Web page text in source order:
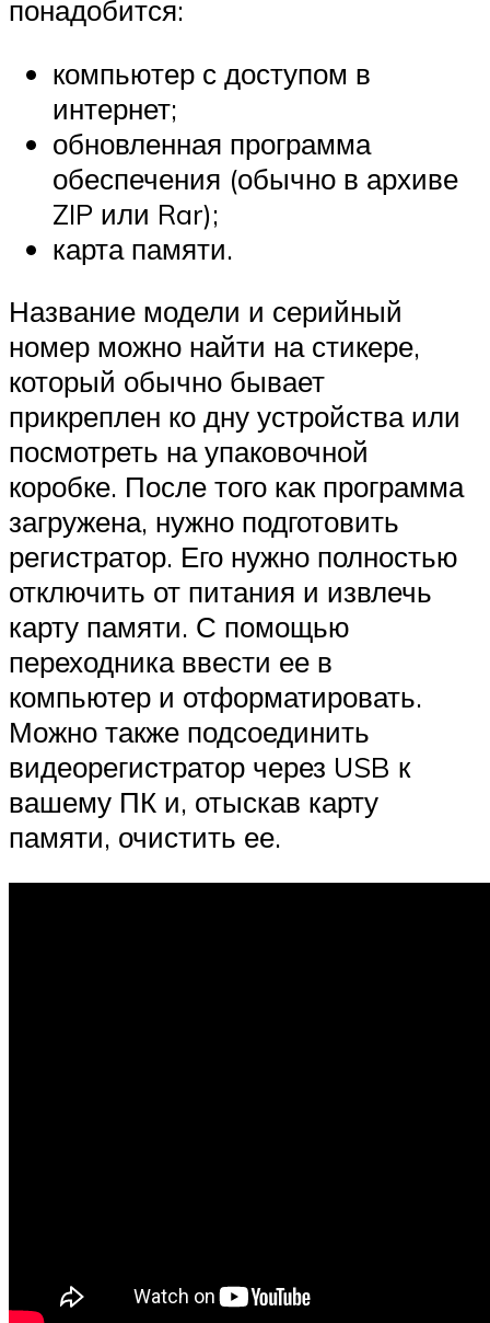
понадобится:
компьютер с доступом в
интернет;
обновленная программа
обеспечения (обычно в архиве
ZIP или Rar);
карта памяти.
Название модели и серийный
номер можно найти на стикере,
который обычно бывает
прикреплен ко дну устройства или
посмотреть на упаковочной
коробке. После того как программа
загружена, нужно подготовить
регистратор. Его нужно полностью
отключить от питания и извлечь
карту памяти. С помощью
переходника ввести ее в
компьютер и отформатировать.
Можно также подсоединить
видеорегистратор через USB к
вашему ПК и, отыскав карту
памяти, очистить ее.